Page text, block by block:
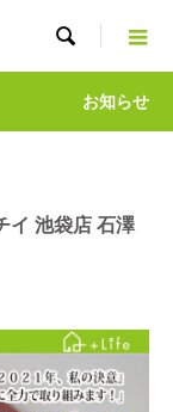

お知らせ
イ 池袋店 石澤